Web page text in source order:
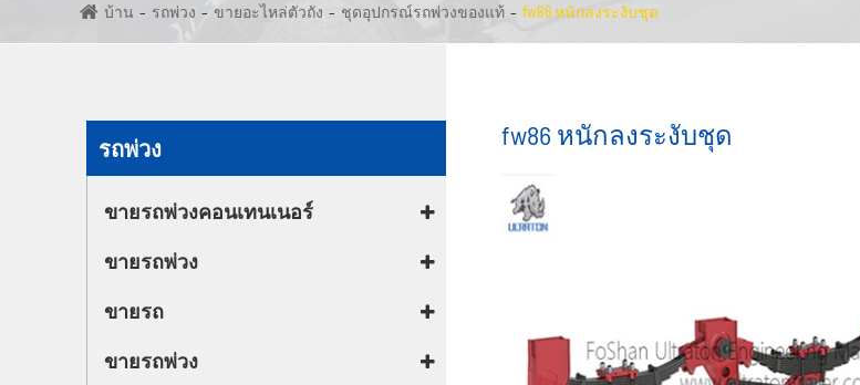
ขายรถ
ขายอะไหล่ตัวถัง รถพ่วงแบน
รถพ่วงครึ่งด้าน ครึ่
เครื่องวัด ³ รถพ่วงรถบรรทุก เครื่อ
รถพ่วงผนังด้านข้าง
ชุดอุปกรณ์รถพ่วงของแท้ อั
บ้าน รถพ่วง ขายอะไหล่ตัวถัง ชุดอุปกรณ์รถพ่วงของแท้ fw86 หนักลงระงับชุด
รถพ่วง
ขายรถพ่วงคอนเทนเนอร์
ขายรถพ่วง
ขายรถ
ขายรถพ่วง
fw86 หนักลงระงับชุด